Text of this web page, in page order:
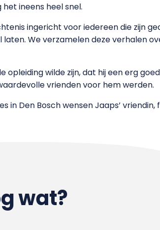
ineens heel snel.
ingericht voor iedereen die zijn
We verzamelen deze verhalen
wilde zijn, dat hij een erg
vrienden voor hem werden.
in Den Bosch wensen Jaaps’ vriendin,
wat?